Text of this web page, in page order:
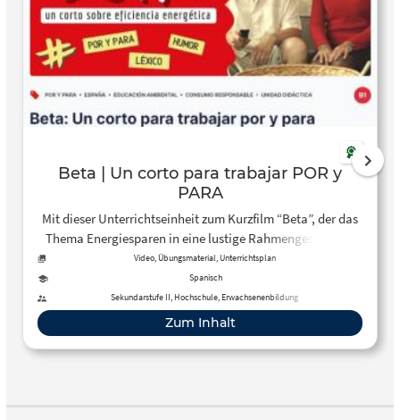
Beta | Un corto para trabajar POR y
PARA
Mit dieser Unterrichtseinheit zum Kurzfilm “Beta”, der das
Thema Energiesparen in eine lustige Rahmengeschichte
einbettet, können Spanischlernende auf B1-Niveau in
abwechslungsreichen interaktiven Aufgabenformaten
neben dem dazugehörigen Wortschatz, die Anwendung
von POR und PARA üben. Der Kurzfilm von Josep Pujol
(Talento Cinergía 2015) gibt es auf YouTube unter einer CC-
BY-Lizenz: https://www.youtube.com/watch?
Video, Übungsmaterial, Unterrichtsplan
Spanisch
Sekundarstufe II, Hochschule, Erwachsenenbildung
Zum Inhalt